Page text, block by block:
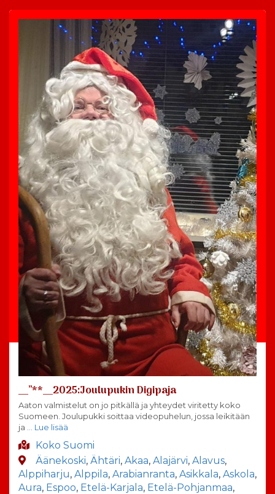
__”**__2025:Joulupukin Digipaja
Aaton valmistelut on jo pitkällä ja yhteydet viritetty koko
Suomeen. Joulupukki soittaa videopuhelun, jossa leikitään
ja … Lue lisää
Koko Suomi
Äänekoski, Ähtäri, Akaa, Alajärvi, Alavus,
Alppiharju, Alppila, Arabianranta, Asikkala, Askola,
Aura, Espoo, Etelä-Karjala, Etelä-Pohjanmaa,